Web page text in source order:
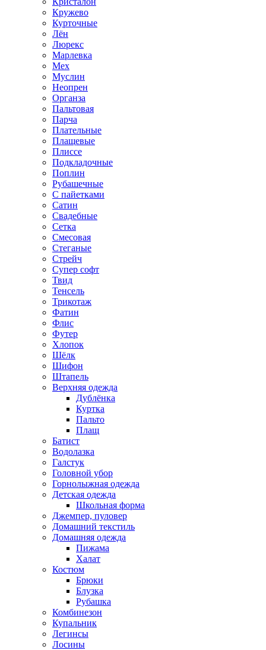
Кружево
Курточные
Лён
Люрекс
Марлевка
Мех
Муслин
Неопрен
Органза
Пальтовая
Парча
Плательные
Плащевые
Плиссе
Подкладочные
Поплин
Рубашечные
С пайетками
Сатин
Свадебные
Сетка
Смесовая
Стеганые
Стрейч
Супер софт
Твид
Тенсель
Трикотаж
Фатин
Флис
Футер
Хлопок
Шёлк
Шифон
Штапель
Верхняя одежда
Дублёнка
Куртка
Пальто
Плащ
Батист
Водолазка
Галстук
Головной убор
Горнолыжная одежда
Детская одежда
Школьная форма
Джемпер, пуловер
Домашний текстиль
Домашняя одежда
Пижама
Халат
Костюм
Брюки
Блузка
Рубашка
Комбинезон
Купальник
Легинсы
Лосины